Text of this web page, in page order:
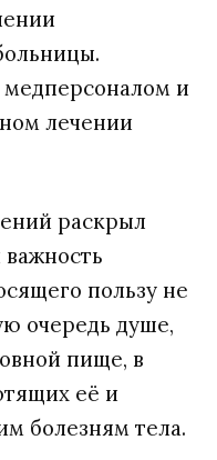
и
лечении
раскрыл
пользу не
очередь душе,
пище, в
её и
болезням тела.